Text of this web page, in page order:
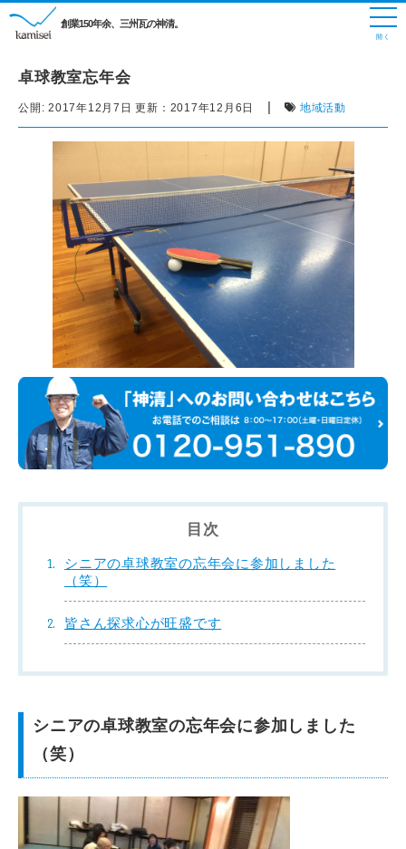
創業150年余、三州瓦の神清。
卓球教室忘年会
公開: 2017年12月7日 更新： 2017年12月6日 | 地域活動
目次
シニアの卓球教室の忘年会に参加しました
（笑）
皆さん探求心が旺盛です
シニアの卓球教室の忘年会に参加しました
（笑）